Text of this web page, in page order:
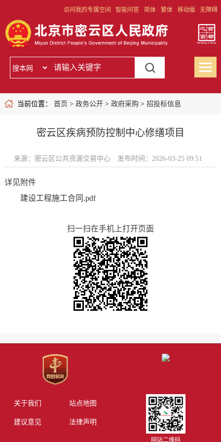
访问我的专属空间 智能问答 简体 繁体 移动版 无障碍
当前位置： 首页 > 政务公开> 政府采购 > 招投标信息
密云区疾病预防控制中心修缮项目
来源：密云区公共资源交易中心 发布时间：2026-03-25 09:51
详见附件
建设工程施工合同.pdf
扫一扫在手机上打开页面
关于我们 站点地图
建议意见 法律声明
网站二维码